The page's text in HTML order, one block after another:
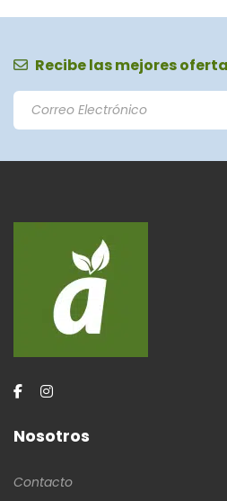
Recibe las mejores
Nosotros
Contacto